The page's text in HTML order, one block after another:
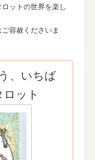
ットの世界を楽し
容赦くださいま
、いちば
ット